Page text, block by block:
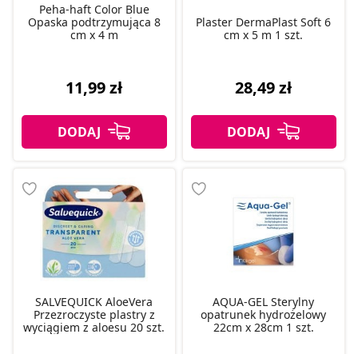
Peha-haft Color Blue
Opaska podtrzymująca 8
cm x 4 m
11,99 zł
Plaster DermaPlast Soft 6
cm x 5 m 1 szt.
28,49 zł
SALVEQUICK AloeVera
Przezroczyste plastry z
wyciągiem z aloesu 20 szt.
AQUA-GEL Sterylny
opatrunek hydrożelowy
22cm x 28cm 1 szt.